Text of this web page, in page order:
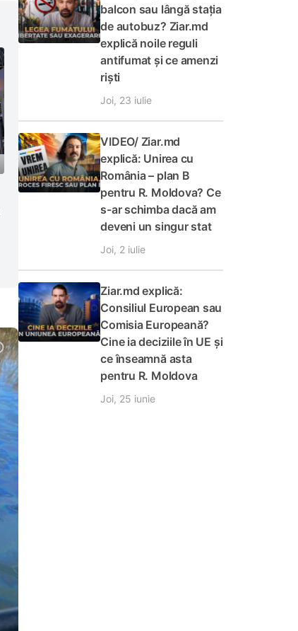
balcon sau lângă stația
de autobuz? Ziar.md
explică noile reguli
antifumat și ce amenzi
riști
Joi, 23 iulie
VIDEO/ Ziar.md
explică: Unirea cu
România – plan B
pentru R. Moldova? Ce
s-ar schimba dacă am
deveni un singur stat
Joi, 2 iulie
Ziar.md explică:
Consiliul European sau
Comisia Europeană?
Cine ia deciziile în UE și
ce înseamnă asta
pentru R. Moldova
Joi, 25 iunie